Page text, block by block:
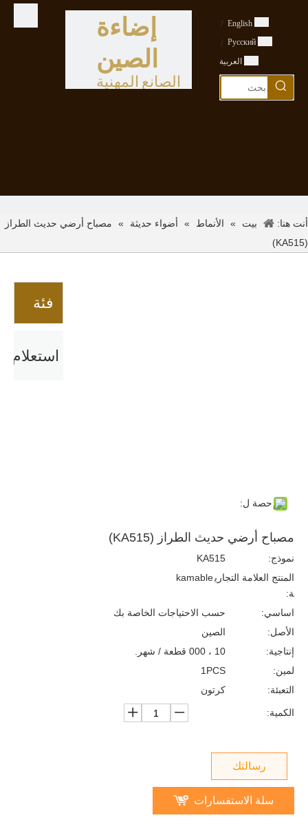
إضاءة
الصين
الصانع المهنية
English
/
Pусский
/
العربية
أنت هنا: بيت » الأنماط » أضواء حديثة »
مصباح أرضي حديث الطراز
(KA515)
فئة
استعلام
حصة ل:
مصباح أرضي حديث الطراز (KA515)
نموذج:
KA515
المنتج العلامة التجاري
ة:
kamable
اساسي:
حسب الاحتياجات الخاصة بك
الأصل:
الصين
إنتاجية:
10 ، 000 قطعة / شهر.
لمين:
1PCS
التعبئة:
كرتون
الكمية:
رسالتك
سلة الاستفسارات